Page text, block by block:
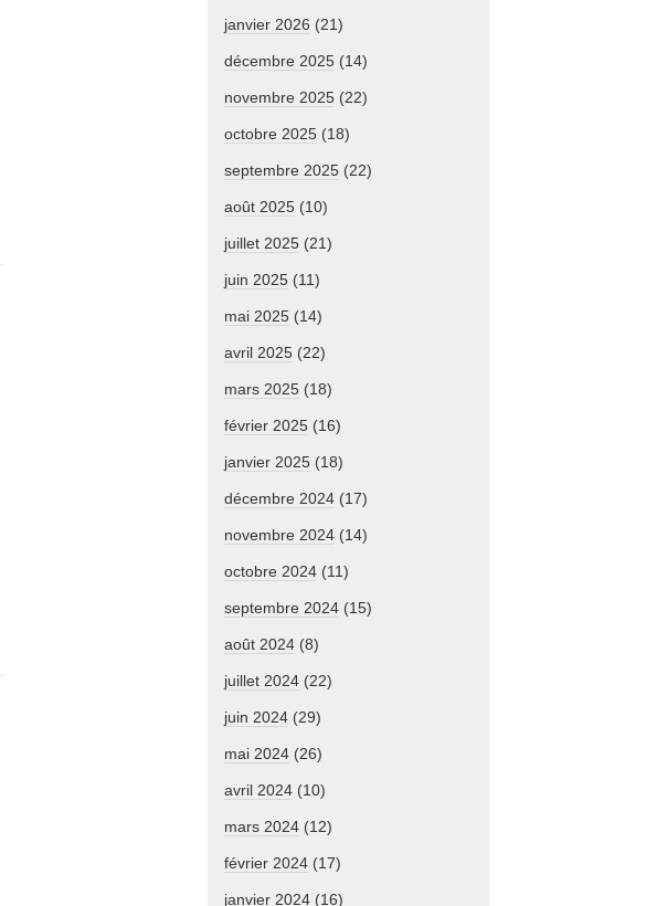
janvier 2026 (21)
décembre 2025 (14)
novembre 2025 (22)
octobre 2025 (18)
septembre 2025 (22)
août 2025 (10)
juillet 2025 (21)
juin 2025 (11)
mai 2025 (14)
avril 2025 (22)
mars 2025 (18)
février 2025 (16)
janvier 2025 (18)
décembre 2024 (17)
novembre 2024 (14)
octobre 2024 (11)
septembre 2024 (15)
août 2024 (8)
juillet 2024 (22)
juin 2024 (29)
mai 2024 (26)
avril 2024 (10)
mars 2024 (12)
février 2024 (17)
janvier 2024 (16)